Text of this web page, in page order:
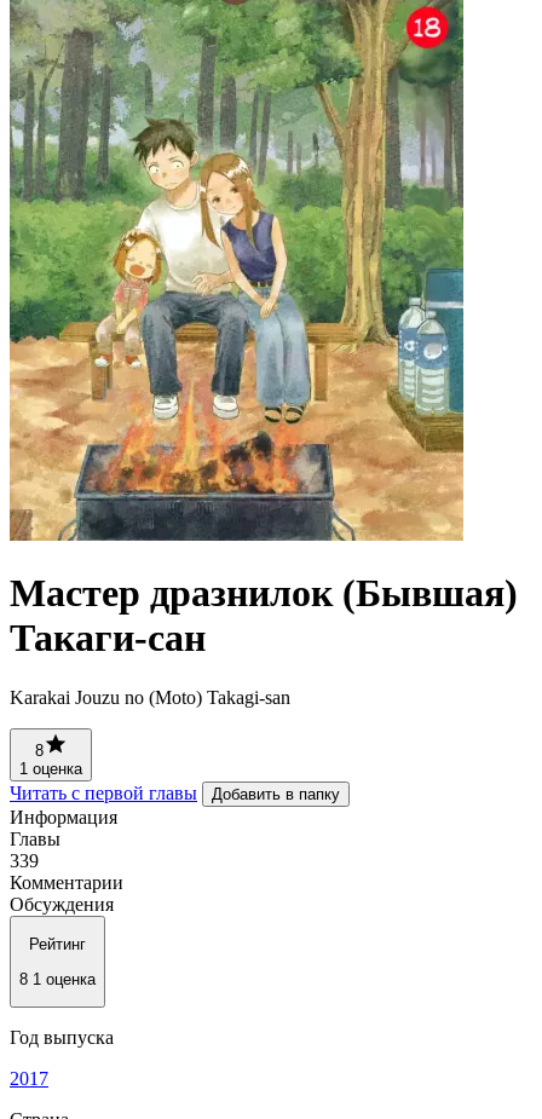
Мастер дразнилок (Бывшая)
Такаги-сан
Karakai Jouzu no (Moto) Takagi-san
8
1 оценка
Читать с первой главы Добавить в папку
Информация
Главы
339
Комментарии
Обсуждения
Рейтинг
8 1 оценка
Год выпуска
2017